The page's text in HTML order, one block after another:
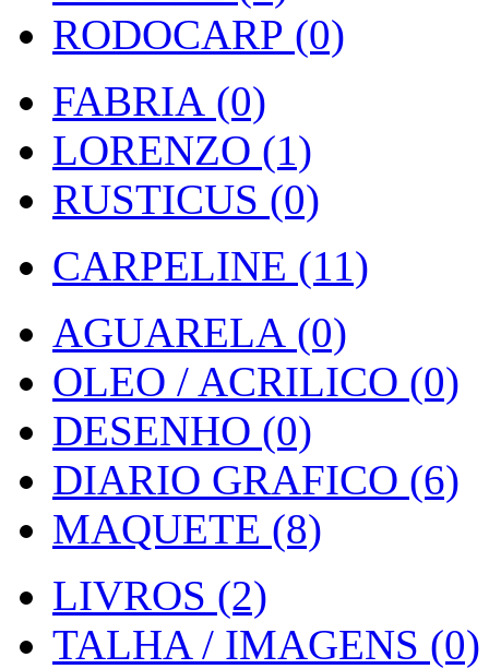
RODOCARP (0)
FABRIA (0)
LORENZO (1)
RUSTICUS (0)
CARPELINE (11)
AGUARELA (0)
OLEO / ACRILICO (0)
DESENHO (0)
DIARIO GRAFICO (6)
MAQUETE (8)
LIVROS (2)
TALHA / IMAGENS (0)